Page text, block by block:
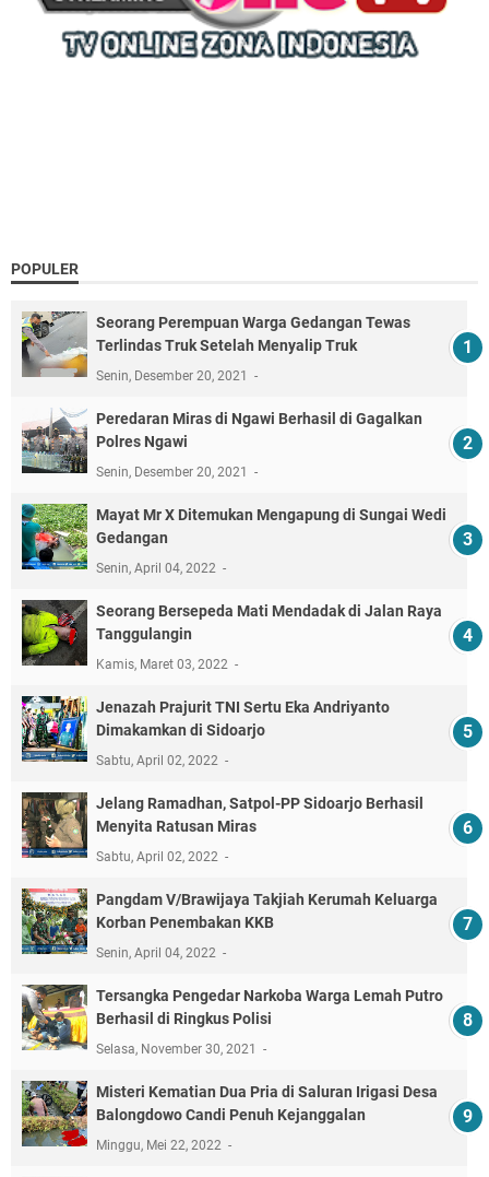
POPULER
Seorang Perempuan Warga Gedangan Tewas
Terlindas Truk Setelah Menyalip Truk
Senin, Desember 20, 2021
Peredaran Miras di Ngawi Berhasil di Gagalkan
Polres Ngawi
Senin, Desember 20, 2021
Mayat Mr X Ditemukan Mengapung di Sungai Wedi
Gedangan
Senin, April 04, 2022
Seorang Bersepeda Mati Mendadak di Jalan Raya
Tanggulangin
Kamis, Maret 03, 2022
Jenazah Prajurit TNI Sertu Eka Andriyanto
Dimakamkan di Sidoarjo
Sabtu, April 02, 2022
Jelang Ramadhan, Satpol-PP Sidoarjo Berhasil
Menyita Ratusan Miras
Sabtu, April 02, 2022
Pangdam V/Brawijaya Takjiah Kerumah Keluarga
Korban Penembakan KKB
Senin, April 04, 2022
Tersangka Pengedar Narkoba Warga Lemah Putro
Berhasil di Ringkus Polisi
Selasa, November 30, 2021
Misteri Kematian Dua Pria di Saluran Irigasi Desa
Balongdowo Candi Penuh Kejanggalan
Minggu, Mei 22, 2022